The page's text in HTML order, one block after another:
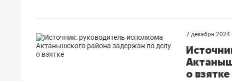
7 декабря 2024
о взятке